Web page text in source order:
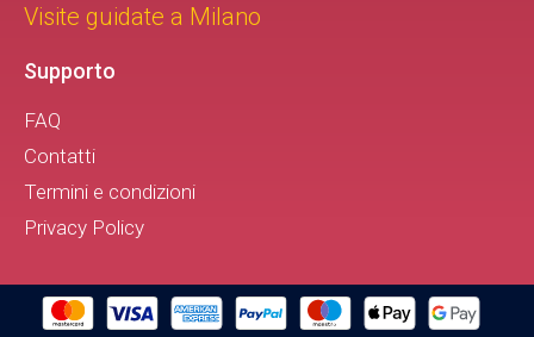
Visite guidate a Milano
Supporto
FAQ
Contatti
Termini e condizioni
Privacy Policy